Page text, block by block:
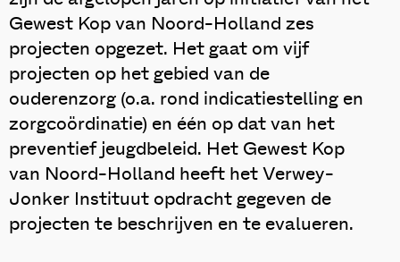
Gewest Kop van Noord-Holland zes
projecten opgezet. Het gaat om vijf
projecten op het gebied van de
ouderenzorg (o.a. rond indicatiestelling en
zorgcoördinatie) en één op dat van het
preventief jeugdbeleid. Het Gewest Kop
van Noord-Holland heeft het Verwey-
Jonker Instituut opdracht gegeven de
projecten te beschrijven en te evalueren.